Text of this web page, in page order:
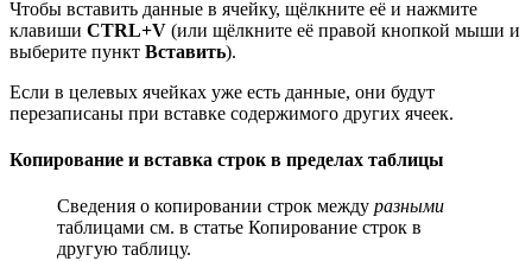
Чтобы вставить данные в ячейку, щёлкните её и нажмите
клавиши CTRL+V (или щёлкните её правой кнопкой мыши и
выберите пункт Вставить).
Если в целевых ячейках уже есть данные, они будут
перезаписаны при вставке содержимого других ячеек.
Копирование и вставка строк в пределах таблицы
Сведения о копировании строк между разными
таблицами см. в статье Копирование строк в
другую таблицу.